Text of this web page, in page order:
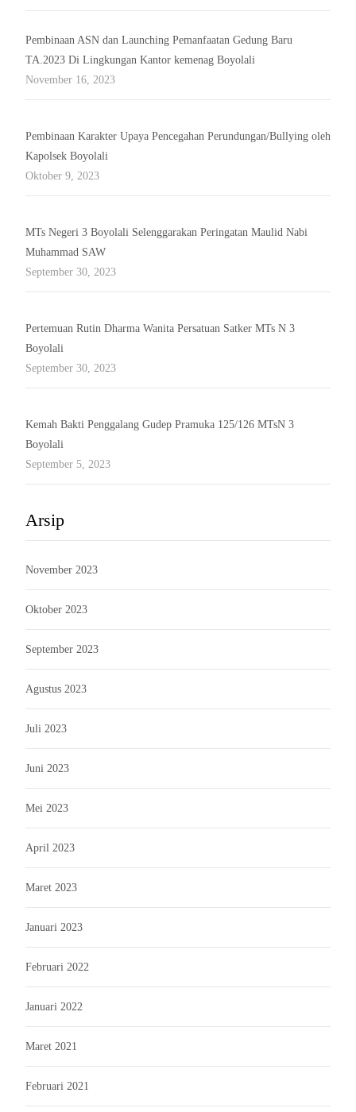
Pembinaan ASN dan Launching Pemanfaatan Gedung Baru
TA.2023 Di Lingkungan Kantor kemenag Boyolali
November 16, 2023
Pembinaan Karakter Upaya Pencegahan Perundungan/Bullying oleh
Kapolsek Boyolali
Oktober 9, 2023
MTs Negeri 3 Boyolali Selenggarakan Peringatan Maulid Nabi
Muhammad SAW
September 30, 2023
Pertemuan Rutin Dharma Wanita Persatuan Satker MTs N 3
Boyolali
September 30, 2023
Kemah Bakti Penggalang Gudep Pramuka 125/126 MTsN 3
Boyolali
September 5, 2023
Arsip
November 2023
Oktober 2023
September 2023
Agustus 2023
Juli 2023
Juni 2023
Mei 2023
April 2023
Maret 2023
Januari 2023
Februari 2022
Januari 2022
Maret 2021
Februari 2021